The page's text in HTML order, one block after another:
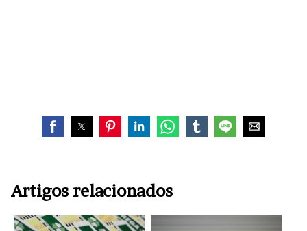
Artigos relacionados